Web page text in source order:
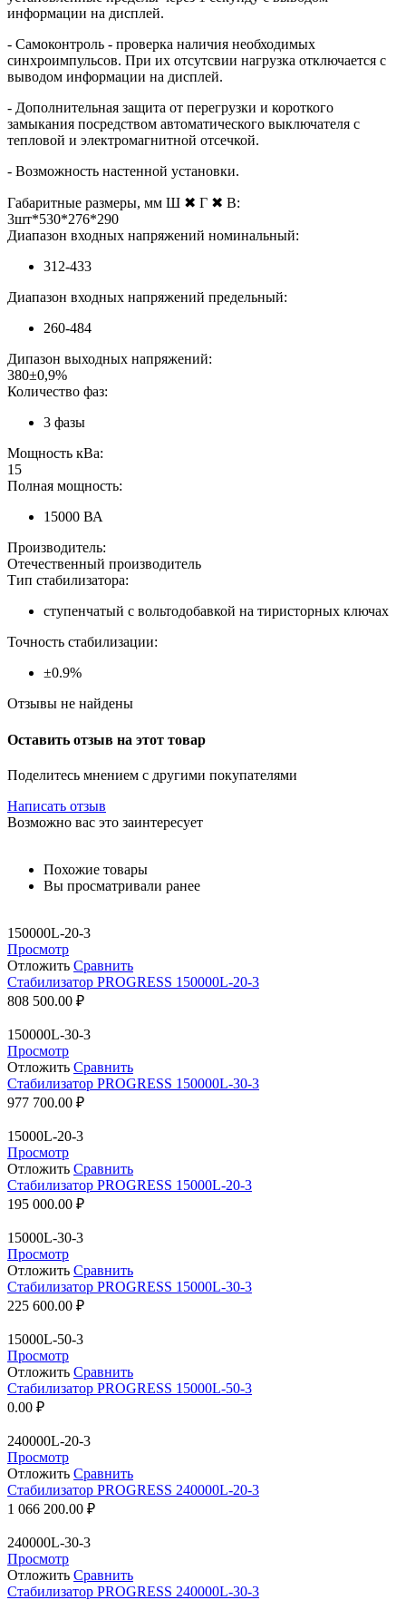
информации на дисплей.
- Самоконтроль - проверка наличия необходимых
синхроимпульсов. При их отсутсвии нагрузка отключается с
выводом информации на дисплей.
- Дополнительная защита от перегрузки и короткого
замыкания посредством автоматического выключателя с
тепловой и электромагнитной отсечкой.
- Возможность настенной установки.
Габаритные размеры, мм Ш ✖ Г ✖ В:
3шт*530*276*290
Диапазон входных напряжений номинальный:
312-433
Диапазон входных напряжений предельный:
260-484
Дипазон выходных напряжений:
380±0,9%
Количество фаз:
3 фазы
Мощность кВа:
15
Полная мощность:
15000 ВА
Производитель:
Отечественный производитель
Тип стабилизатора:
ступенчатый с вольтодобавкой на тиристорных ключах
Точность стабилизации:
±0.9%
Отзывы не найдены
Оставить отзыв на этот товар
Поделитесь мнением с другими покупателями
Написать отзыв
Возможно вас это заинтересует
Похожие товары
Вы просматривали ранее
150000L-20-3
Просмотр
Отложить Сравнить
Стабилизатор PROGRESS 150000L-20-3
808 500.00 ₽
150000L-30-3
Просмотр
Отложить Сравнить
Стабилизатор PROGRESS 150000L-30-3
977 700.00 ₽
15000L-20-3
Просмотр
Отложить Сравнить
Стабилизатор PROGRESS 15000L-20-3
195 000.00 ₽
15000L-30-3
Просмотр
Отложить Сравнить
Стабилизатор PROGRESS 15000L-30-3
225 600.00 ₽
15000L-50-3
Просмотр
Отложить Сравнить
Стабилизатор PROGRESS 15000L-50-3
0.00 ₽
240000L-20-3
Просмотр
Отложить Сравнить
Стабилизатор PROGRESS 240000L-20-3
1 066 200.00 ₽
240000L-30-3
Просмотр
Отложить Сравнить
Стабилизатор PROGRESS 240000L-30-3